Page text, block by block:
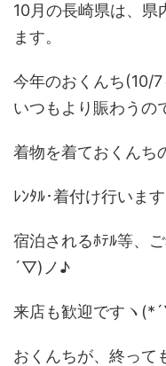
10月の長崎県は、県
ます。
今年のおくんち(10/7
いつもより賑わうの
着物を着ておくんち
ﾚﾝﾀﾙ･着付け行いま
宿泊されるﾎﾃﾙ等、
´▽)ノ♪
来店も歓迎ですヽ
おくんちが、終って